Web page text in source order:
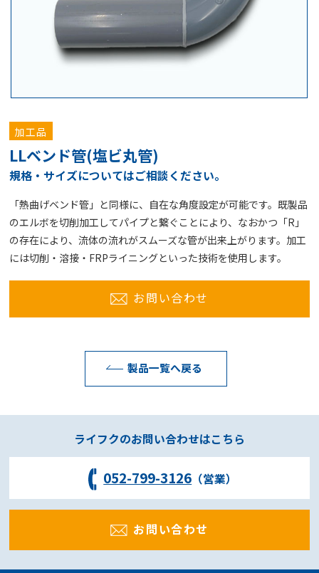
加工品
LLベンド管(塩ビ丸管)
規格・サイズについてはご相談ください。
「熱曲げベンド管」と同様に、自在な角度設定が可能です。既製品
のエルボを切削加工してパイプと繋ぐことにより、なおかつ「R」
の存在により、流体の流れがスムーズな管が出来上がります。加工
には切削・溶接・FRPライニングといった技術を使用します。
お問い合わせ
製品一覧へ戻る
ライフクのお問い合わせはこちら
052-799-3126 （営業）
お問い合わせ